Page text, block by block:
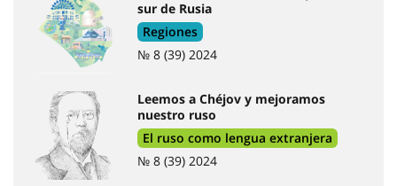
sur de Rusia
Regiones
№ 8 (39) 2024
Leemos a Chéjov y mejoramos
nuestro ruso
El ruso como lengua extranjera
№ 8 (39) 2024